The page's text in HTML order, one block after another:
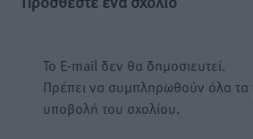
Το E-mail δεν θα δημοσιευτεί.
Πρέπει να συμπληρωθούν όλα τα
υποβολή του σχολίου.